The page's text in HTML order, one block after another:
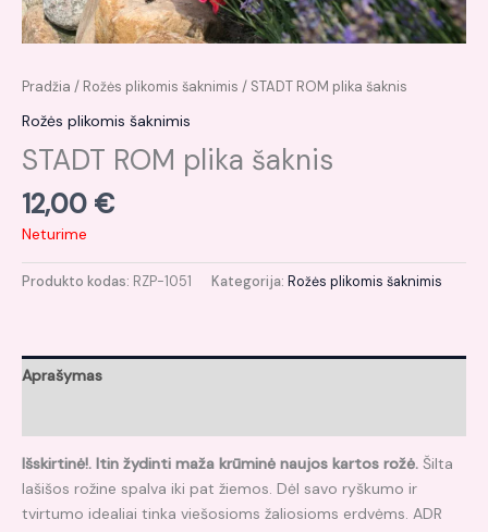
Pradžia / Rožės plikomis šaknimis / STADT ROM plika šaknis
Rožės plikomis šaknimis
STADT ROM plika šaknis
12,00 €
Neturime
Produkto kodas: RZP-1051 Kategorija: Rožės plikomis šaknimis
Aprašymas
Išskirtinė!. Itin žydinti maža krūminė naujos kartos rožė. Šilta
lašišos rožine spalva iki pat žiemos. Dėl savo ryškumo ir
tvirtumo idealiai tinka viešosioms žaliosioms erdvėms. ADR